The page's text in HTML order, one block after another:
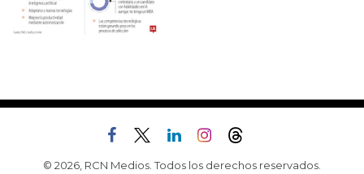
© 2026, RCN Medios. Todos los derechos reservados.